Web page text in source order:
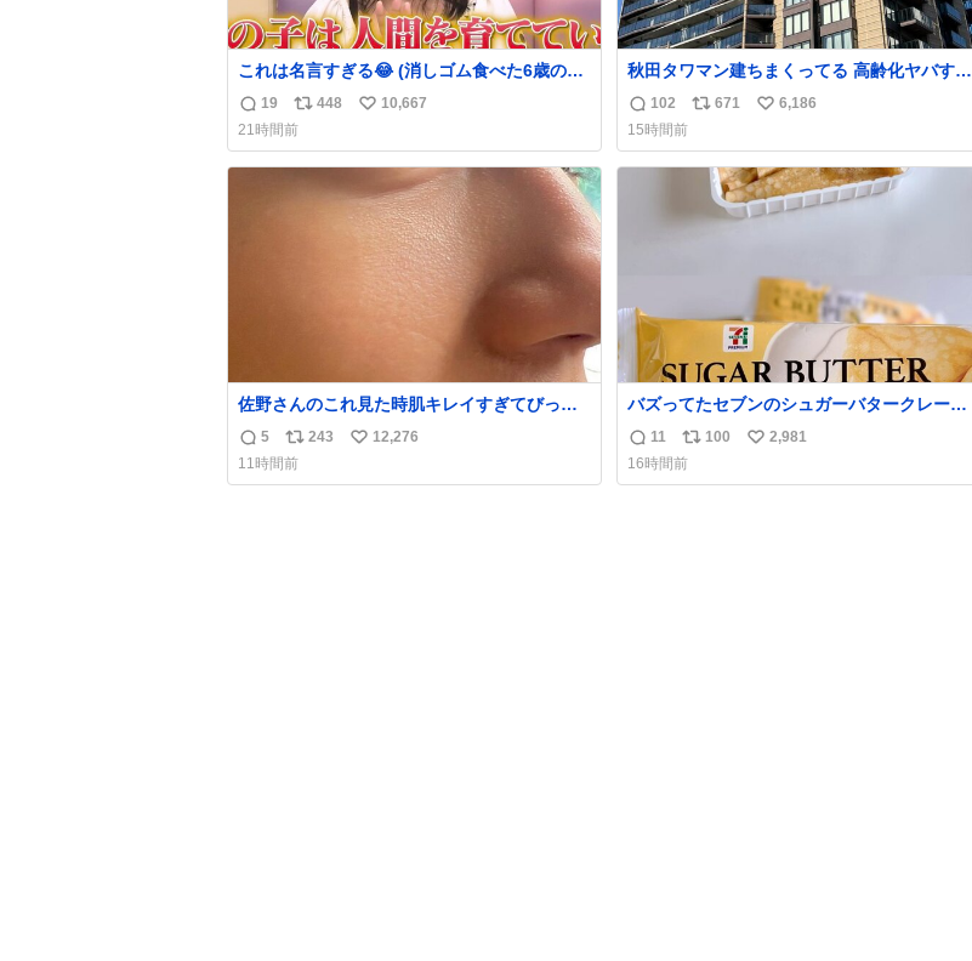
これは名言すぎる😂 (消しゴム食べた6歳の弟
を思い出しながら)
返
信
数
19
リ
ポ
ス
ト
448
い
ね
数
10,667
21時間前
秋田タワマン建ちまくってる 高齢化ヤバすぎ
て駅前にコンパクトシティつくって高齢者を
住ませる考えらしい 病院も全部駅前にある
返
信
数
102
リ
ス
数
671
い
ね
数
6,186
15時間前
佐野さんのこれ見た時肌キレイすぎてびっく
りしたし、やはりアイドルって体型･肌管理す
ごすぎる
返
信
5
リ
ポ
243
い
12,276
11時間前
バズってたセブンのシュガーバタークレープ
うますぎて7NOWで買い溜め🛒💭
返
信
11
リ
ポ
100
い
2,981
16時間前